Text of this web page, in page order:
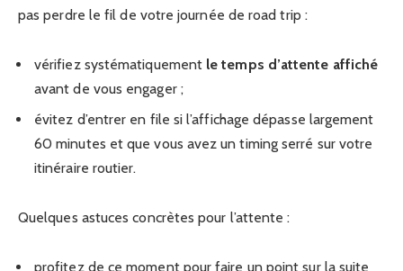
pas perdre le fil de votre journée de road trip :
vérifiez systématiquement le temps d’attente affiché
avant de vous engager ;
évitez d’entrer en file si l’affichage dépasse largement
60 minutes et que vous avez un timing serré sur votre
itinéraire routier.
Quelques astuces concrètes pour l’attente :
profitez de ce moment pour faire un point sur la suite